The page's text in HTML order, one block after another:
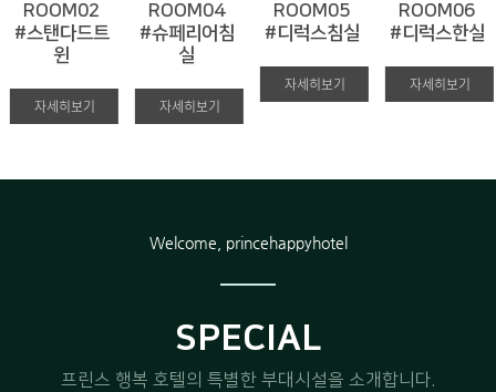
ROOM02
#스탠다드트
윈
자세히보기
ROOM04
#슈페리어침
실
자세히보기
ROOM05
#디럭스침실
자세히보기
ROOM06
#디럭스한실
자세히보기
Welcome, princehappyhotel
SPECIAL
프린스 행복 호텔의 특별한 부대시설을 소개합니다.